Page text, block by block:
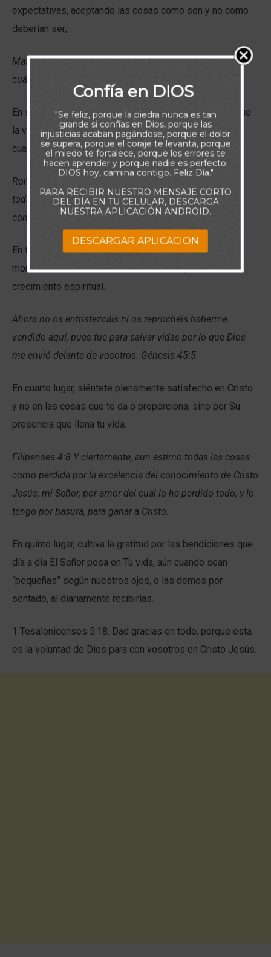
expectativas, aceptando las cosas como son y no como
deberían ser;
Mateo 13:8 Pero parte cayó en buena tierra, y dio fruto,
cuál a ciento, cuál a sesenta, y cuál a treinta por uno.
En segundo lugar, adopta la firme postura de aceptar que
la vida es un don de Dios cuando las cosas van bien y
cuando van mal.
Romanos 8:28. Y sabemos que a los que aman a Dios,
todas las cosas les ayudan a bien, esto es, a los que
conforme a su propósito son llamados.
En tercer lugar, reconoce que Dios puede utilizar los
momentos más oscuros de nuestra vida para nuestro
crecimiento espiritual.
Ahora no os entristezcáis ni os reprochéis haberme
vendido aquí, pues fue para salvar vidas por lo que Dios
me envió delante de vosotros. Génesis 45:5
En cuarto lugar, siéntete plenamente satisfecho en Cristo
y no en las cosas que te da o proporciona; sino por Su
presencia que llena tu vida.
Filipenses 4:8 Y ciertamente, aun estimo todas las cosas
como pérdida por la excelencia del conocimiento de Cristo
Jesús, mi Señor, por amor del cual lo he perdido todo, y lo
tengo por basura, para ganar a Cristo.
En quinto lugar, cultiva la gratitud por las bendiciones que
día a día El Señor posa en Tu vida, aún cuando sean
“pequeñas” según nuestros ojos, o las demos por
sentado, al diariamente recibirlas.
1 Tesalonicenses 5:18. Dad gracias en todo, porque esta
es la voluntad de Dios para con vosotros en Cristo Jesús.
Confía en DIOS
"Se feliz, porque la piedra nunca es tan
grande si confías en Dios, porque las
injusticias acaban pagándose, porque el dolor
se supera, porque el coraje te levanta, porque
el miedo te fortalece, porque los errores te
hacen aprender y porque nadie es perfecto.
DIOS hoy, camina contigo. Feliz Día."
PARA RECIBIR NUESTRO MENSAJE CORTO
DEL DÍA EN TU CELULAR, DESCARGA
NUESTRA APLICACIÓN ANDROID.
DESCARGAR APLICACION